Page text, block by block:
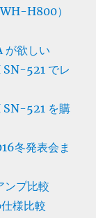
H800）
が欲しい
521 でレ
521 を購
冬発表会ま
プ比較
様比較